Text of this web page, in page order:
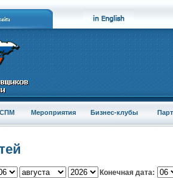
Мероприятия Бизнес-клубы
Конечная дата: